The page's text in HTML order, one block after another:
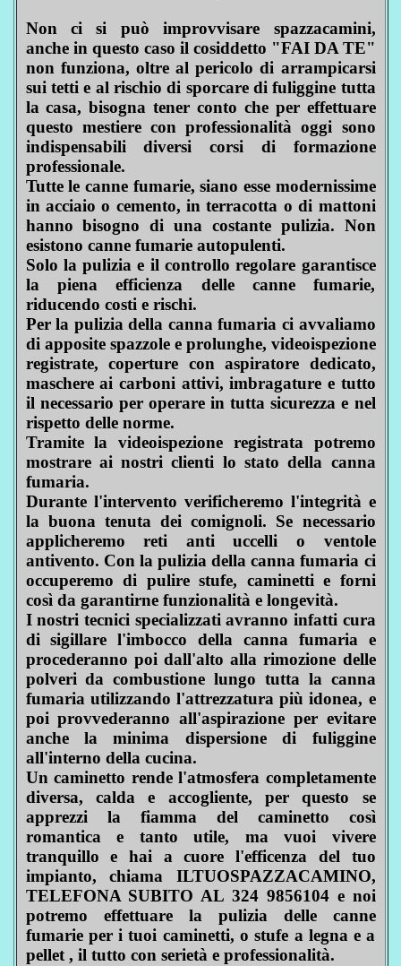
Non ci si può improvvisare spazzacamini,
anche in questo caso il cosiddetto "FAI DA TE"
non funziona, oltre al pericolo di arrampicarsi
sui tetti e al rischio di sporcare di fuliggine tutta
la casa, bisogna tener conto che per effettuare
questo mestiere con professionalità oggi sono
indispensabili diversi corsi di formazione
professionale.
Tutte le canne fumarie, siano esse modernissime
in acciaio o cemento, in terracotta o di mattoni
hanno bisogno di una costante pulizia. Non
esistono canne fumarie autopulenti.
Solo la pulizia e il controllo regolare garantisce
la piena efficienza delle canne fumarie,
riducendo costi e rischi.
Per la pulizia della canna fumaria ci avvaliamo
di apposite spazzole e prolunghe, videoispezione
registrate, coperture con aspiratore dedicato,
maschere ai carboni attivi, imbragature e tutto
il necessario per operare in tutta sicurezza e nel
rispetto delle norme.
Tramite la videoispezione registrata potremo
mostrare ai nostri clienti lo stato della canna
fumaria.
Durante l'intervento verificheremo l'integrità e
la buona tenuta dei comignoli. Se necessario
applicheremo reti anti uccelli o ventole
antivento. Con la pulizia della canna fumaria ci
occuperemo di pulire stufe, caminetti e forni
così da garantirne funzionalità e longevità.
I nostri tecnici specializzati avranno infatti cura
di sigillare l'imbocco della canna fumaria e
procederanno poi dall'alto alla rimozione delle
polveri da combustione lungo tutta la canna
fumaria utilizzando l'attrezzatura più idonea, e
poi provvederanno all'aspirazione per evitare
anche la minima dispersione di fuliggine
all'interno della cucina.
Un caminetto rende l'atmosfera completamente
diversa, calda e accogliente, per questo se
apprezzi la fiamma del caminetto così
romantica e tanto utile, ma vuoi vivere
tranquillo e hai a cuore l'efficenza del tuo
impianto, chiama ILTUOSPAZZACAMINO,
TELEFONA SUBITO AL 324 9856104 e noi
potremo effettuare la pulizia delle canne
fumarie per i tuoi caminetti, o stufe a legna e a
pellet , il tutto con serietà e professionalità.